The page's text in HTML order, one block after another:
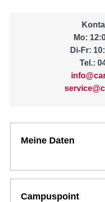
Mo:
Di-Fr:
Tel.:
Meine Daten
Campuspoint